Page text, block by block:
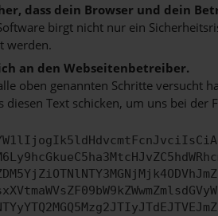
dass dein Browser und dein
birgt nicht nur ein
werden.
an den Webseitenbetreiber.
oben genannten Schritte versucht
diesen Text schicken, um uns bei der